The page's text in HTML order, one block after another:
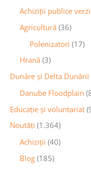
Achiziții publice verzi
Agricultură (36)
Polenizatori (17)
Hrană (3)
Dunăre și Delta Dunării
Danube Floodplain
Educaţie și voluntariat
Noutăţi (1.364)
Achiziţii (40)
Blog (185)